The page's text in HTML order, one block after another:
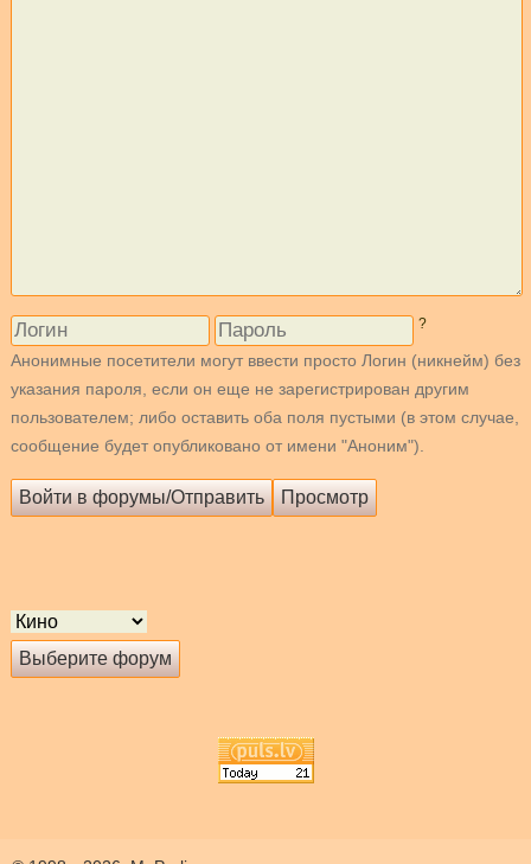
?
Анонимные посетители могут ввести просто Логин (никнейм) без
указания пароля, если он еще не зарегистрирован другим
пользователем; либо оставить оба поля пустыми (в этом случае,
сообщение будет опубликовано от имени "Аноним").